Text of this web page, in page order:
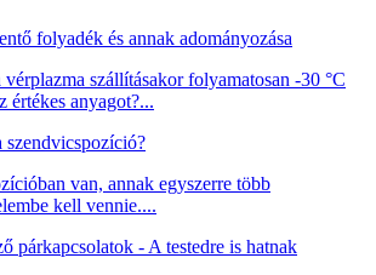
folyadék és annak adományozása
szállításakor folyamatosan -30 °C
értékes anyagot?...
szendvicspozíció?
van, annak egyszerre több
kell vennie....
párkapcsolatok - A testedre is hatnak